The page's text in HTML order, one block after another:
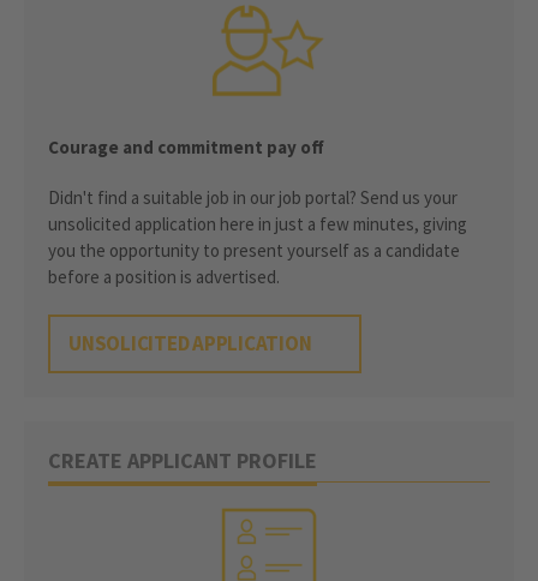
Courage and commitment pay off
Didn't find a suitable job in our job portal? Send us your
unsolicited application here in just a few minutes, giving
you the opportunity to present yourself as a candidate
before a position is advertised.
UNSOLICITED APPLICATION
CREATE APPLICANT PROFILE